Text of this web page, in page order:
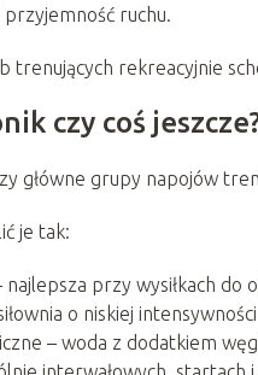
ruchu.
trenujących rekreacyjnie
czy coś
główne grupy napojów
je tak:
najlepsza przy wysiłkach do
o niskiej intensywności
– woda z dodatkiem